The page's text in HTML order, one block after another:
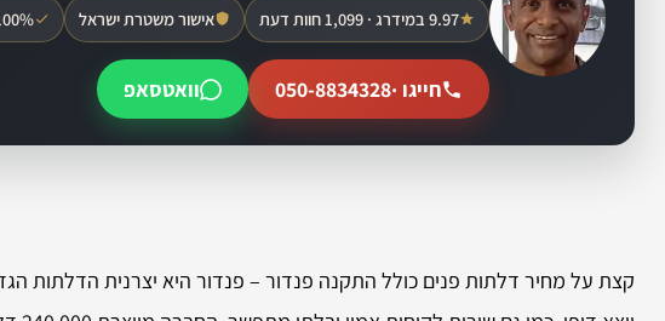
9.97 במידרג · 1,099 חוות דעת אישור משטרת ישראל 100% לקוחות
חייגו ·050-8834328 וואטסאפ
קצת על מחיר דלתות פנים כולל התקנה פנדור – פנדור היא יצרנית הדלתות